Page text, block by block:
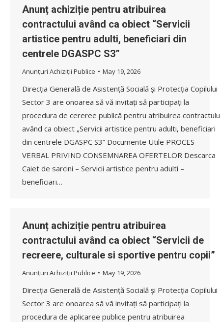
Anunț achiziție pentru atribuirea
contractului având ca obiect “Servicii
artistice pentru adulti, beneficiari din
centrele DGASPC S3”
Anunțuri Achiziții Publice May 19, 2026
Direcția Generală de Asistență Socială și Protecția Copilului
Sector 3 are onoarea să vă invitați să participați la
procedura de cereree publică pentru atribuirea
având ca obiect „Servicii artistice pentru adulti, beneficiari
din centrele DGASPC S3” Documente Utile PROCES
VERBAL PRIVIND CONSEMNAREA OFERTELOR Descarca
Caiet de sarcini – Servicii artistice pentru adulti –
beneficiari…
Anunț achiziție pentru atribuirea
contractului având ca obiect “Servicii de
recreere, culturale si sportive pentru copii”
Anunțuri Achiziții Publice May 19, 2026
Direcția Generală de Asistență Socială și Protecția Copilului
Sector 3 are onoarea să vă invitați să participați la
procedura de aplicaree publice pentru atribuirea